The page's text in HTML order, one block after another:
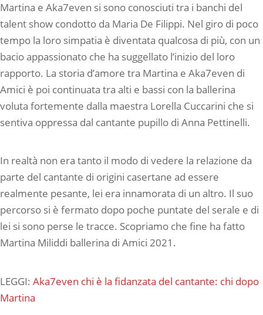
Martina e Aka7even si sono conosciuti tra i banchi del
talent show condotto da Maria De Filippi. Nel giro di poco
tempo la loro simpatia è diventata qualcosa di più, con un
bacio appassionato che ha suggellato l’inizio del loro
rapporto. La storia d’amore tra Martina e Aka7even di
Amici è poi continuata tra alti e bassi con la ballerina
voluta fortemente dalla maestra Lorella Cuccarini che si
sentiva oppressa dal cantante pupillo di Anna Pettinelli.
In realtà non era tanto il modo di vedere la relazione da
parte del cantante di origini casertane ad essere
realmente pesante, lei era innamorata di un altro. Il suo
percorso si è fermato dopo poche puntate del serale e di
lei si sono perse le tracce. Scopriamo che fine ha fatto
Martina Miliddi ballerina di Amici 2021.
LEGGI: Aka7even chi è la fidanzata del cantante: chi dopo
Martina